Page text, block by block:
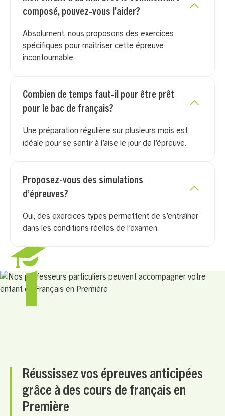
composé, pouvez-vous l’aider?
Absolument, nous proposons des exercices
spécifiques pour maîtriser cette épreuve
incontournable.
Combien de temps faut-il pour être prêt
pour le bac de français?
Une préparation régulière sur plusieurs mois est
idéale pour se sentir à l’aise le jour de l’épreuve.
Proposez-vous des simulations
d’épreuves?
Oui, des exercices types permettent de s’entraîner
dans les conditions réelles de l’examen.
Réussissez vos épreuves anticipées
grâce à des cours de français en
Première